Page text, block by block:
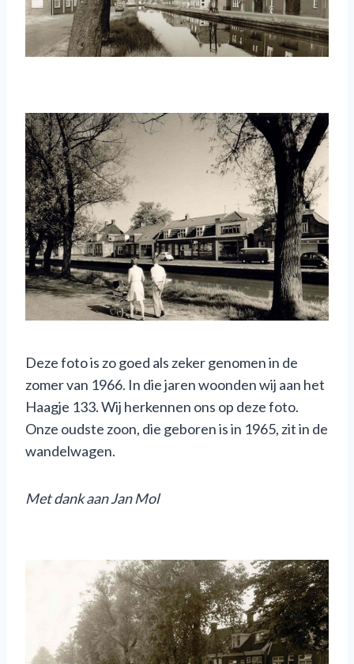
Deze foto is zo goed als zeker genomen in de
zomer van 1966. In die jaren woonden wij aan het
Haagje 133. Wij herkennen ons op deze foto.
Onze oudste zoon, die geboren is in 1965, zit in de
wandelwagen.
Met dank aan Jan Mol